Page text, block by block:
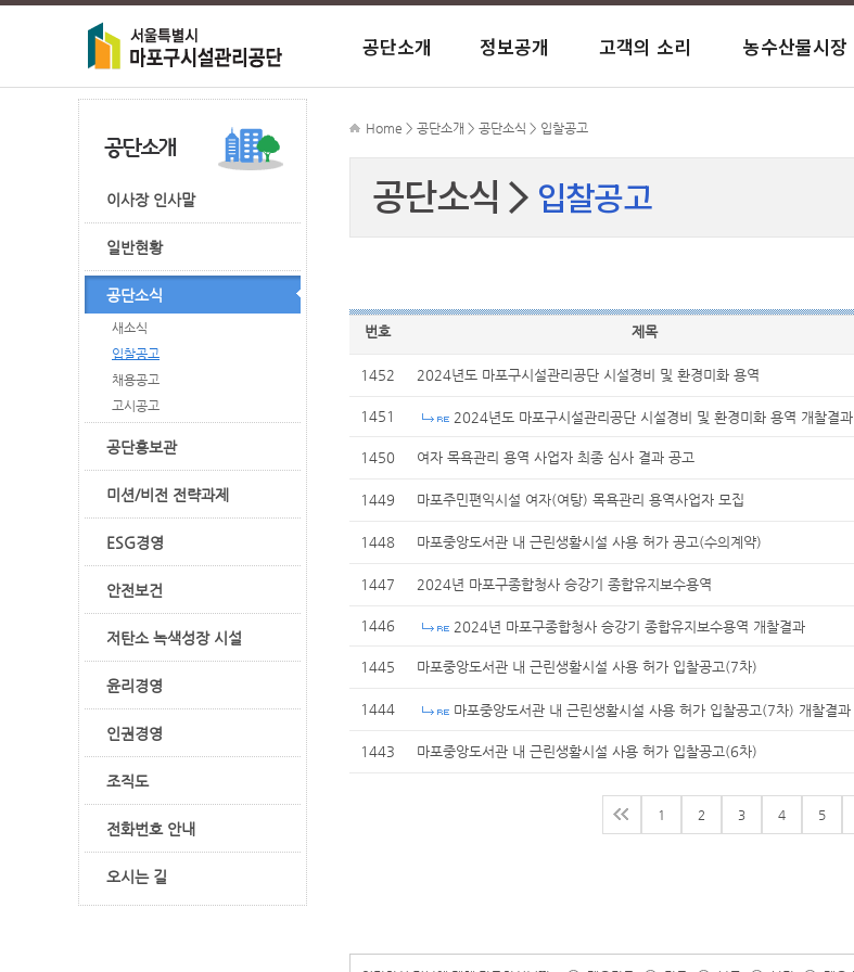
공단소개
이사장 인사말
ESG경영 안전보건
정보공개
정보공개안내
CEO경영성과계약 이사회개최현황
고객의 소리
이사장에게 바란다
FAQ 서식 자료실
농수산물시장
시장 공지사항
시장 자료실 유실물 안내
주차 공지사항
마포주민편익시설
종합행정타운
마포구민체육센터 염리생활체육관
사이트맵
이사장 인사말
일반현황
공단소식
새소식
입찰공고
채용공고
고시공고
공단홍보관
미션/비전 전략과제
ESG경영
안전보건
저탄소 녹색성장 시설
윤리경영
인권경영
조직도
전화번호 안내
오시는 길
Home > 공단소개 > 공단소식 > 입찰공고
공단소식 입찰공고
번호 제목
1452 2024년도 마포구시설관리공단 시설경비 및 환경미화 용역
1451 2024년도 마포구시설관리공단 시설경비 및 환경미화 용역 개찰결과
1450 여자 목욕관리 용역 사업자 최종 심사 결과 공고
1449 마포주민편익시설 여자(여탕) 목욕관리 용역사업자 모집
1448 마포중앙도서관 내 근린생활시설 사용 허가 공고(수의계약)
1447 2024년 마포구종합청사 승강기 종합유지보수용역
1446 2024년 마포구종합청사 승강기 종합유지보수용역 개찰결과
1445 마포중앙도서관 내 근린생활시설 사용 허가 입찰공고(7차)
1444 마포중앙도서관 내 근린생활시설 사용 허가 입찰공고(7차) 개찰결과
1443 마포중앙도서관 내 근린생활시설 사용 허가 입찰공고(6차)
1 2 3 4 5